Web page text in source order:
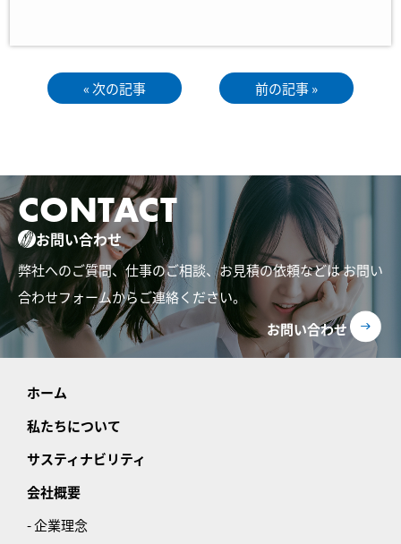
« 次の記事 前の記事 »
CONTACT
お問い合わせ
弊社へのご質問、仕事のご相談、お見積の依頼などはお問い
合わせフォームからご連絡ください。
お問い合わせ
ホーム
私たちについて
サスティナビリティ
会社概要
- 企業理念